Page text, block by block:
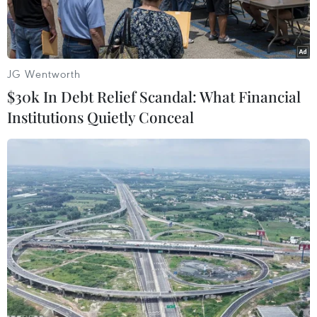
Mẫu xe Kia K3 mới về đã lọt top 10 xe bán chạy nhất thị trường
Việt tháng 10/2021. (Ảnh nguồn: Kia)
Theo báo cáo của Hiệp hội các Nhà sản xuất ôtô
tại Việt Nam (VAMA) đưa ra ngày 16/11, trong
tháng Mười, toàn thị trường có 29.797 xe được
bán ra, tăng 120% so với tháng Chín.
JG Wentworth
$30k In Debt Relief Scandal: What Financial
Institutions Quietly Conceal